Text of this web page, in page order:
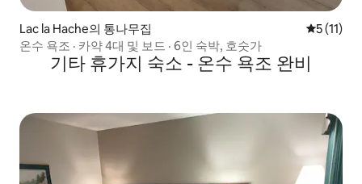
Lac la Hache의 통나무집 평점 5점
5 (11)
온수 욕조 · 카약 4대 및 보드 · 6인 숙박, 호숫가
기타 휴가지 숙소 - 온수 욕조 완비